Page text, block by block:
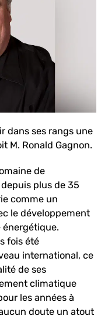
dans ses rangs une
M. Ronald Gagnon.
de
plus de 35
comme un
le développement
fois été
international, ce
de ses
climatique
les années à
doute un atout